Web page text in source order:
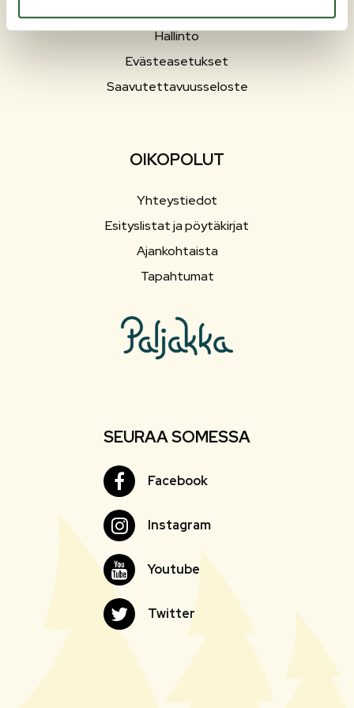
Hallinto
Evästeasetukset
Saavutettavuusseloste
OIKOPOLUT
Yhteystiedot
Esityslistat ja pöytäkirjat
Ajankohtaista
Tapahtumat
SEURAA SOMESSA
FacebookFacebook
InstagramInstagram
YoutubeYoutube
Twitter Twitter